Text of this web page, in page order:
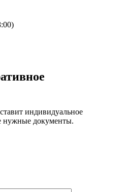
индивидуальное
нужные документы.